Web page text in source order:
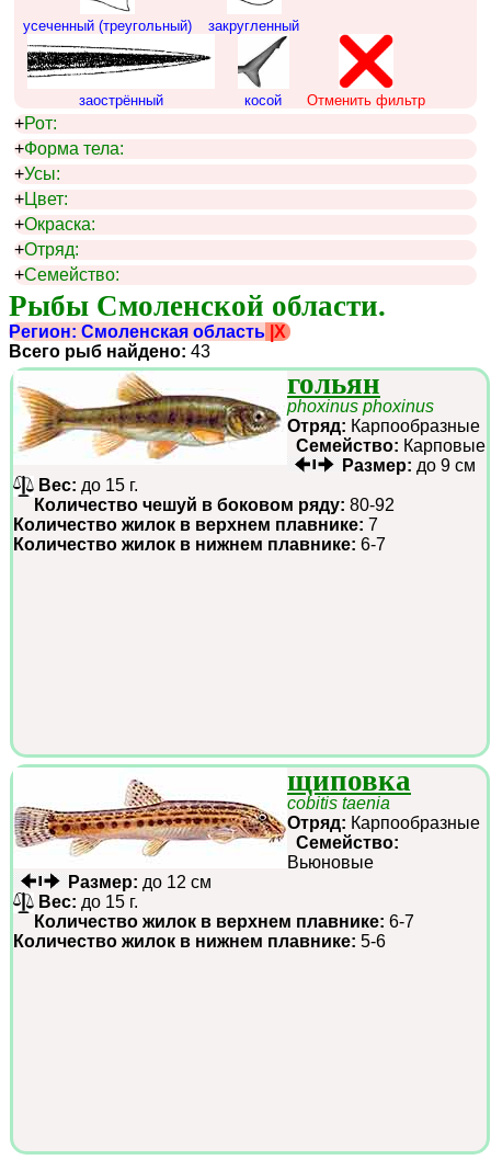
усеченный (треугольный) закругленный
заострённый косой Отменить фильтр
+Рот:
+Форма тела:
+Усы:
+Цвет:
+Окраска:
+Отряд:
+Семейство:
Рыбы Смоленской области.
Регион: Смоленская область |X
Всего рыб найдено: 43
гольян
phoxinus phoxinus
Отряд: Карпообразные
Семейство: Карповые
Размер: до 9 см
Вес: до 15 г.
Количество чешуй в боковом ряду: 80-92
Количество жилок в верхнем плавнике: 7
Количество жилок в нижнем плавнике: 6-7
щиповка
cobitis taenia
Отряд: Карпообразные
Семейство:
Вьюновые
Размер: до 12 см
Вес: до 15 г.
Количество жилок в верхнем плавнике: 6-7
Количество жилок в нижнем плавнике: 5-6